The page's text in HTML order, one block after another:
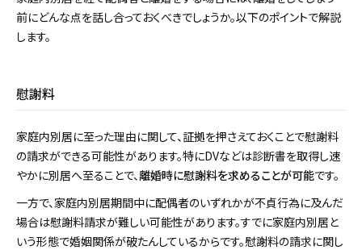
前にどんな点を話し合っておくべきでしょうか。以下のポイントで解説
します。
慰謝料
家庭内別居に至った理由に関して、証拠を押さえておくことで慰謝料
の請求ができる可能性があります。特にDVなどは診断書を取得し速
やかに別居へ至ることで、 離婚時に慰謝料を求めることが可能です。
一方で、家庭内別居期間中に配偶者のいずれかが不貞行為に及んだ
場合は慰謝料請求が難しい可能性があります。すでに家庭内別居と
いう形態で婚姻関係が破たんしているからです。慰謝料の請求に関し